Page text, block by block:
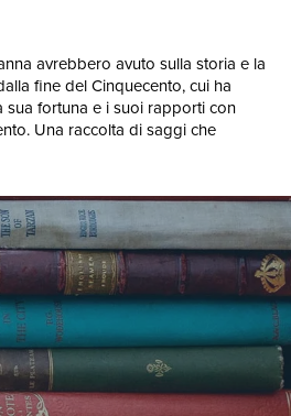
avrebbero avuto sulla storia e la
fine del Cinquecento, cui ha
fortuna e i suoi rapporti con
Una raccolta di saggi che